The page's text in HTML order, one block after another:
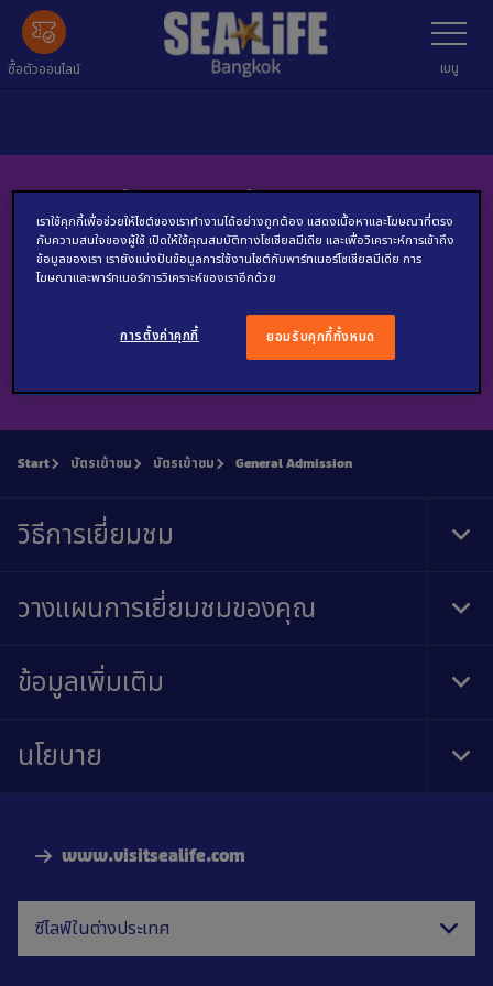
ข้าม
ข้อมูล
ซื้อตัวออนไลน์
เลือก
เมนู
เมนู
อีเมล์
ตกลง
www.visitsealife.com
ซีไลฟ์ในต่างประเทศ
Start บัตรเข้าชม บัตรเข้าชม General Admission
วิธีการเยี่ยมชม
วางแผนการเยี่ยมชมของคุณ
ข้อมูลเพิ่มเติม
นโยบาย
เราใช้คุกกี้เพื่อช่วยให้ไซต์ของเราทำงานได้อย่างถูกต้อง แสดงเนื้อหาและโฆษณาที่ตรง
กับความสนใจของผู้ใช้ เปิดให้ใช้คุณสมบัติทางโซเชียลมีเดีย และเพื่อวิเคราะห์การเข้าถึง
ข้อมูลของเรา เรายังแบ่งปันข้อมูลการใช้งานไซต์กับพาร์ทเนอร์โซเชียลมีเดีย การ
โฆษณาและพาร์ทเนอร์การวิเคราะห์ของเราอีกด้วย
ยอมรับคุกกี้ทั้งหมด
การตั้งค่าคุกกี้